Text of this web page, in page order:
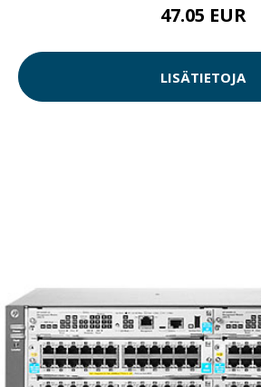
47.05 EUR
LISÄTIETOJA